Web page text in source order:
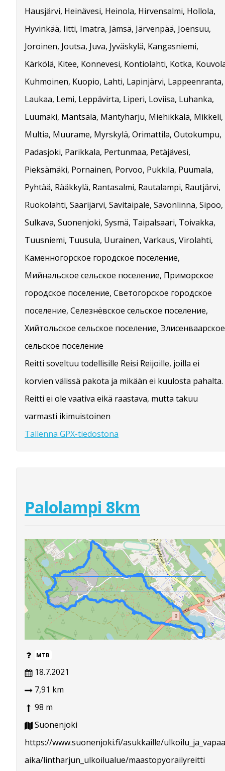
Hausjärvi, Heinävesi, Heinola, Hirvensalmi, Hollola,
Hyvinkää, Iitti, Imatra, Jämsä, Järvenpää, Joensuu,
Joroinen, Joutsa, Juva, Jyväskylä, Kangasniemi,
Kärkölä, Kitee, Konnevesi, Kontiolahti, Kotka,
Kuhmoinen, Kuopio, Lahti, Lapinjärvi, Lappeenranta,
Laukaa, Lemi, Leppävirta, Liperi, Loviisa, Luhanka,
Luumäki, Mäntsälä, Mäntyharju, Miehikkälä, Mikkeli,
Multia, Muurame, Myrskylä, Orimattila, Outokumpu,
Padasjoki, Parikkala, Pertunmaa, Petäjävesi,
Pieksämäki, Pornainen, Porvoo, Pukkila, Puumala,
Pyhtää, Rääkkylä, Rantasalmi, Rautalampi, Rautjärvi,
Ruokolahti, Saarijärvi, Savitaipale, Savonlinna, Sipoo,
Sulkava, Suonenjoki, Sysmä, Taipalsaari, Toivakka,
Tuusniemi, Tuusula, Uurainen, Varkaus, Virolahti,
Каменногорское городское поселение,
Мийнальское сельское поселение, Приморское
городское поселение, Светогорское городское
поселение, Селезнёвское сельское поселение,
Хийтольское сельское поселение, Элисенваарское
сельское поселение
Reitti soveltuu todellisille Reisi Reijoille, joilla ei
korvien välissä pakota ja mikään ei kuulosta pahalta.
Reitti ei ole vaativa eikä raastava, mutta takuu
varmasti ikimuistoinen
Tallenna GPX-tiedostona
Palolampi 8km
MTB
18.7.2021
7,91 km
98 m
Suonenjoki
https://www.suonenjoki.fi/asukkaille/
aika/lintharjun_ulkoilualue/maastopyorailyreitti